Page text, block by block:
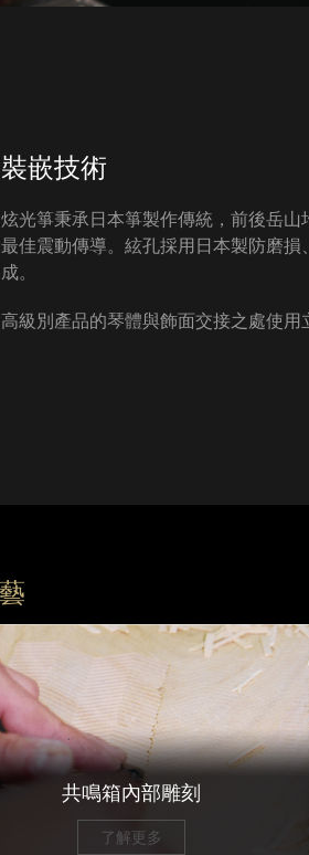
裝嵌技術
炫光箏秉承日本箏製作傳統，前後岳
最佳震動傳導。絃孔採用日本製防磨
成。
高級別產品的琴體與飾面交接之處使用
共鳴箱內部雕刻
了解更多